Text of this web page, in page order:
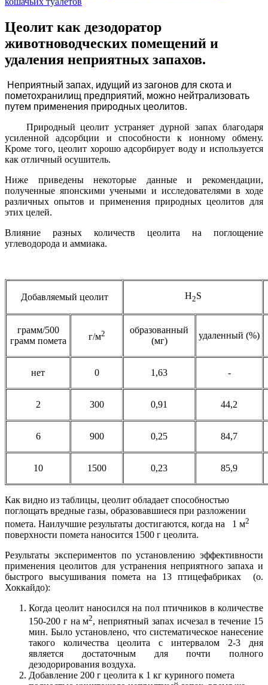
Цеолит как дезодоратор
животноводческих помещений и
удаления неприятных запахов.
Неприятный запах, идущий из загонов для скота и
пометохранилищ предприятий, можно нейтрализовать
путем применения природных цеолитов.
Природный цеолит устраняет дурной запах благодаря
усиленной адсорбции и способности к ионному обмену.
Кроме того, цеолит хорошо адсорбирует воду и используется
как отличный осушитель.
Ниже приведены некоторые данные и рекомендации,
полученные японскими учеными и исследователями в ходе
различных опытов и применения природных цеолитов для
этих целей.
Влияние разных количеств цеолита на поглощение
углеводорода и аммиака.
Добавляемый цеолит H2S
грамм/500
грамм помета
г/м2
образованный
(мг)
удаленный (%)
нет 0 1,63 -
2 300 0,91 44,2
6 900 0,25 84,7
10 1500 0,23 85,9
Как видно из таблицы, цеолит обладает способностью
поглощать вредные газы, образовавшиеся при разложении
помета. Наилучшие результаты достигаются, когда на 1 м2
поверхности помета наносится 1500 г цеолита.
Результаты экспериментов по установлению эффективности
применения цеолитов для устранения неприятного запаха и
быстрого высушивания помета на 13 птицефабриках (о.
Хоккайдо):
Когда цеолит наносился на пол птичников в количестве
150-200 г на м2, неприятный запах исчезал в течение 15
мин. Было установлено, что систематическое нанесение
такого количества цеолита с интервалом 2-3 дня
является достаточным для почти полного
дезодорирования воздуха.
Добавление 200 г цеолита к 1 кг куриного помета